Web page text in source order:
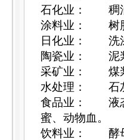
石化业： 稠油
涂料业： 树脂
日化业： 洗涤
陶瓷业： 泥浆
采矿业： 煤浆
水处理： 石灰
食品业： 液态
蜜、动物血。
饮料业： 酵母